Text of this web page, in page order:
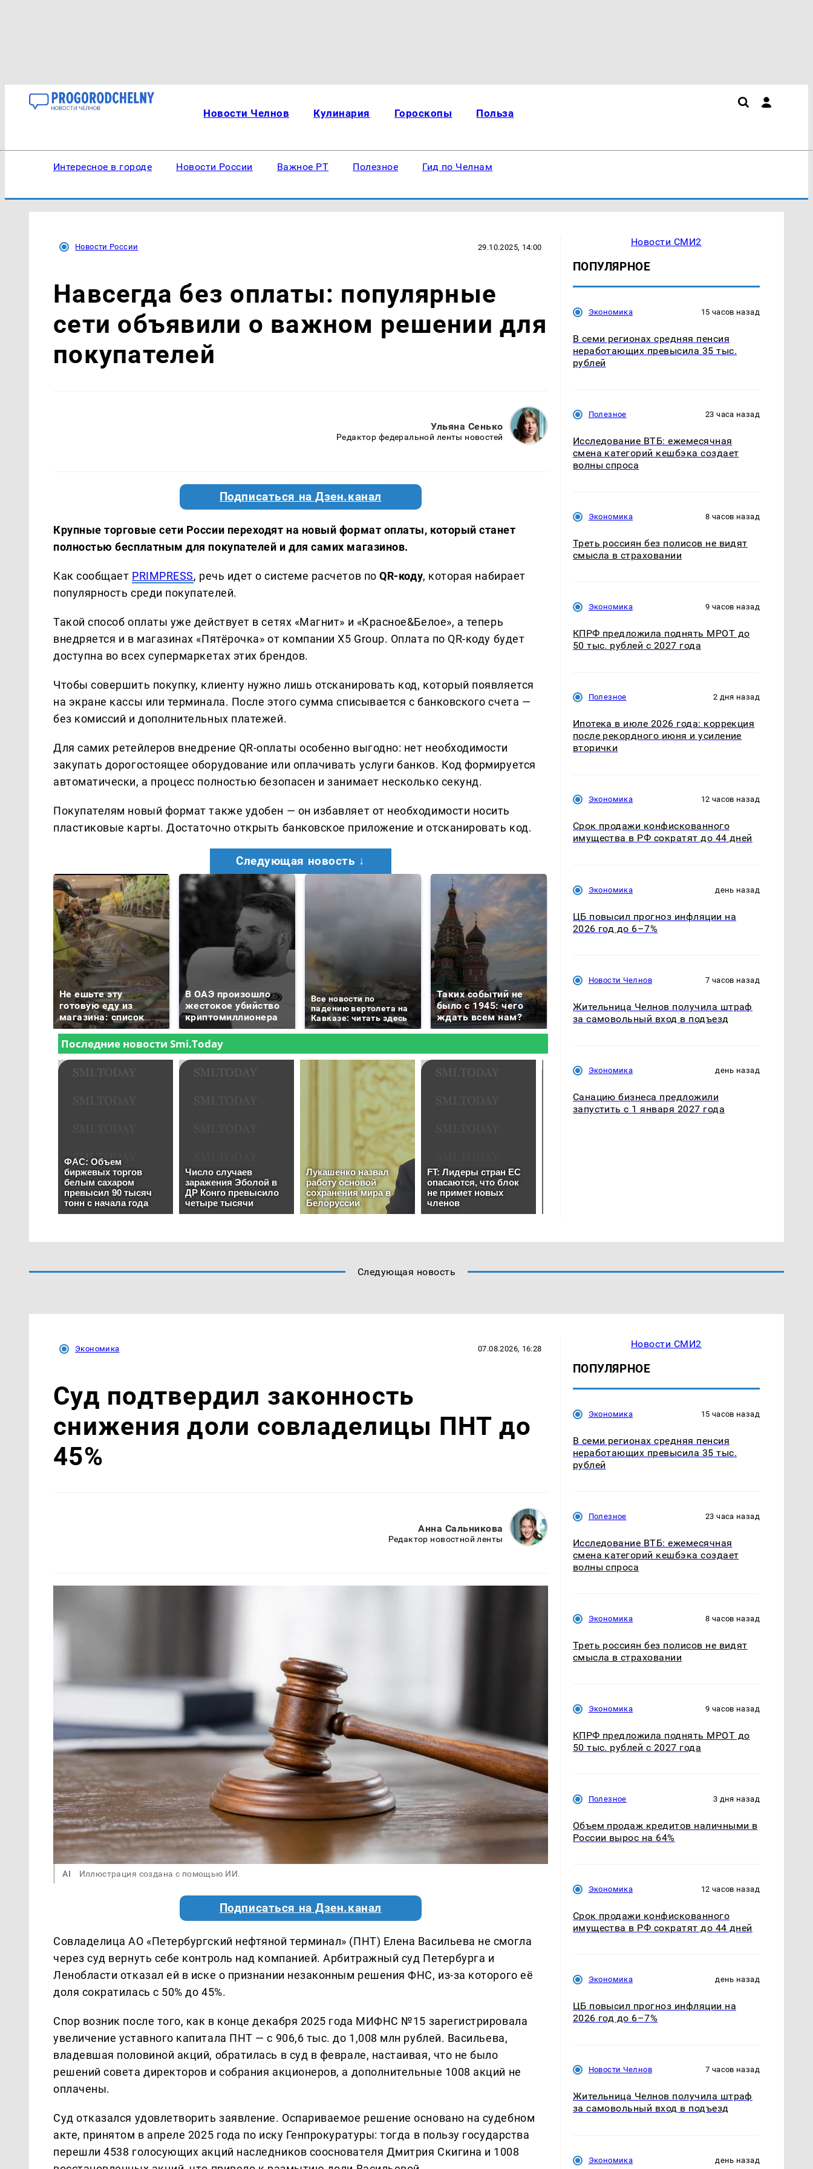
Новости Челнов Кулинария Гороскопы Польза
Интересное в городе Новости России Важное РТ Полезное Гид по Челнам
Новости России 29.10.2025, 14:00
Навсегда без оплаты: популярные
сети объявили о важном решении для
покупателей
Ульяна Сенько
Редактор федеральной ленты новостей
Подписаться на Дзен.канал
Крупные торговые сети России переходят на новый формат оплаты, который станет
полностью бесплатным для покупателей и для самих магазинов.
Как сообщает PRIMPRESS, речь идет о системе расчетов поQR-коду, которая набирает
популярность среди покупателей.
Такой способ оплаты уже действует в сетях «Магнит» и «Красное&Белое», а теперь
внедряется и в магазинах «Пятёрочка» от компании X5 Group. Оплата по QR-коду будет
доступна во всех супермаркетах этих брендов.
Чтобы совершить покупку, клиенту нужно лишь отсканировать код, который появляется
на экране кассы или терминала. После этого сумма списывается с банковского счета —
без комиссий и дополнительных платежей.
Для самих ретейлеров внедрение QR-оплаты особенно выгодно: нет необходимости
закупать дорогостоящее оборудование или оплачивать услуги банков. Код формируется
автоматически, а процесс полностью безопасен и занимает несколько секунд.
Покупателям новый формат также удобен — он избавляет от необходимости носить
пластиковые карты. Достаточно открыть банковское приложение и отсканировать код.
Следующая новость ↓
Не ешьте эту
готовую еду из
магазина: список
В ОАЭ произошло
жестокое убийство
криптомиллионера
Все новости по
падению вертолета на
Кавказе: читать здесь
Таких событий не
было с 1945: чего
ждать всем нам?
ажиотаж из-за этого
продукта: что купить?
СМИ: В Химках на
машину напали и
подожгли.
Новости СМИ2
ПОПУЛЯРНОЕ
Экономика 15 часов назад
В семи регионах средняя пенсия
неработающих превысила 35 тыс.
рублей
Полезное 23 часа назад
Исследование ВТБ: ежемесячная
смена категорий кешбэка создает
волны спроса
Экономика 8 часов назад
Треть россиян без полисов не видят
смысла в страховании
Экономика 9 часов назад
КПРФ предложила поднять МРОТ до
50 тыс. рублей с 2027 года
Полезное 2 дня назад
Ипотека в июле 2026 года: коррекция
после рекордного июня и усиление
вторички
Экономика 12 часов назад
Срок продажи конфискованного
имущества в РФ сократят до 44 дней
Экономика день назад
ЦБ повысил прогноз инфляции на
2026 год до 6–7%
Новости Челнов 7 часов назад
Жительница Челнов получила штраф
за самовольный вход в подъезд
Экономика день назад
Санацию бизнеса предложили
запустить с 1 января 2027 года
Следующая новость
Экономика 07.08.2026, 16:28
Суд подтвердил законность
снижения доли совладелицы ПНТ до
45%
Анна Сальникова
Редактор новостной ленты
AI Иллюстрация создана с помощью ИИ.
Подписаться на Дзен.канал
Совладелица АО «Петербургский нефтяной терминал» (ПНТ) Елена Васильева не смогла
через суд вернуть себе контроль над компанией. Арбитражный суд Петербурга и
Ленобласти отказал ей в иске о признании незаконным решения ФНС, из-за которого её
доля сократилась с 50% до 45%.
Спор возник после того, как в конце декабря 2025 года МИФНС №15 зарегистрировала
увеличение уставного капитала ПНТ — с 906,6 тыс. до 1,008 млн рублей. Васильева,
владевшая половиной акций, обратилась в суд в феврале, настаивая, что не было
решений совета директоров и собрания акционеров, а дополнительные 1008 акций не
оплачены.
Суд отказался удовлетворить заявление. Оспариваемое решение основано на судебном
акте, принятом в апреле 2025 года по иску Генпрокуратуры: тогда в пользу государства
перешли 4538 голосующих акций наследников сооснователя Дмитрия Скигина и 1008
Новости СМИ2
ПОПУЛЯРНОЕ
Экономика 15 часов назад
В семи регионах средняя пенсия
неработающих превысила 35 тыс.
рублей
Полезное 23 часа назад
Исследование ВТБ: ежемесячная
смена категорий кешбэка создает
волны спроса
Экономика 8 часов назад
Треть россиян без полисов не видят
смысла в страховании
Экономика 9 часов назад
КПРФ предложила поднять МРОТ до
50 тыс. рублей с 2027 года
Полезное 3 дня назад
Объем продаж кредитов наличными в
России вырос на 64%
Экономика 12 часов назад
Срок продажи конфискованного
имущества в РФ сократят до 44 дней
Экономика день назад
ЦБ повысил прогноз инфляции на
2026 год до 6–7%
Новости Челнов 7 часов назад
Жительница Челнов получила штраф
за самовольный вход в подъезд
Экономика день назад